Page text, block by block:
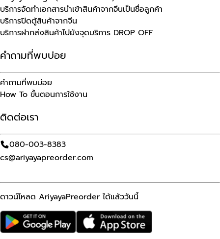
บริการจัดทำเอกสารนำเข้าสินค้าจากจีนเป็นชื่อลูกค้า
บริการปิดตู้สินค้าจากจีน
บริการฝากส่งสินค้าไปยังจุดบริการ DROP OFF
คำถามที่พบบ่อย
คำถามที่พบบ่อย
How To ขั้นตอนการใช้งาน
ติดต่อเรา
080-003-8383
cs@ariyayapreorder.com
ดาวน์โหลด AriyayaPreorder ได้แล้ววันนี้